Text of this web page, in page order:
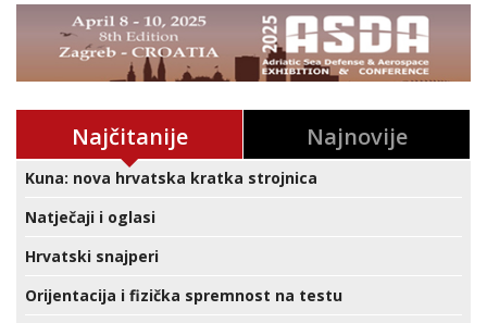
Najčitanije Najnovije
Kuna: nova hrvatska kratka strojnica
Natječaji i oglasi
Hrvatski snajperi
Orijentacija i fizička spremnost na testu